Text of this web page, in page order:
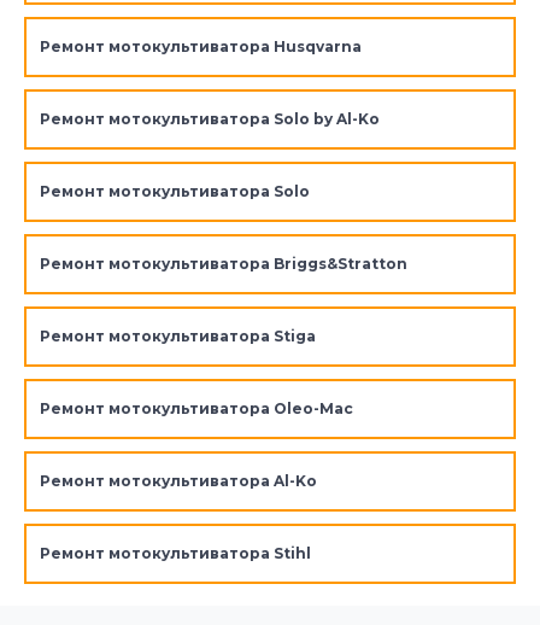
Ремонт мотокультиватора Husqvarna
Ремонт мотокультиватора Solo by Al-Ko
Ремонт мотокультиватора Solo
Ремонт мотокультиватора Briggs&Stratton
Ремонт мотокультиватора Stiga
Ремонт мотокультиватора Oleo-Mac
Ремонт мотокультиватора Al-Ko
Ремонт мотокультиватора Stihl